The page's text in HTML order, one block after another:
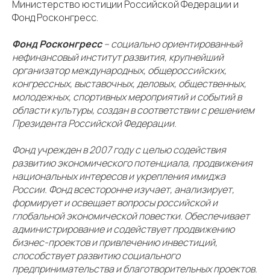
Министерство юстиции Российской Федерации и
Фонд Росконгресс.
Фонд Росконгресс– социально ориентированный
нефинансовый институт развития, крупнейший
организатор международных, общероссийских,
конгрессных, выставочных, деловых, общественных,
молодежных, спортивных мероприятий и событий в
области культуры, создан в соответствии с решением
Президента Российской Федерации.
Фонд учрежден в 2007 году с целью содействия
развитию экономического потенциала, продвижения
национальных интересов и укрепления имиджа
России. Фонд всесторонне изучает, анализирует,
формирует и освещает вопросы российской и
глобальной экономической повестки. Обеспечивает
администрирование и содействует продвижению
бизнес-проектов и привлечению инвестиций,
способствует развитию социального
предпринимательства и благотворительных проектов.